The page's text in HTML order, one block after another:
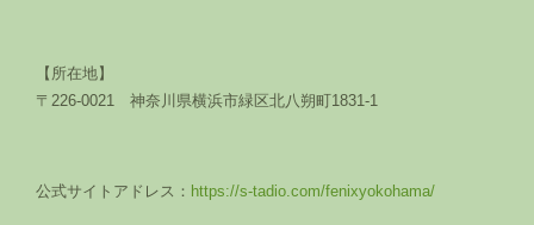
【所在地】
〒226-0021 神奈川県横浜市緑区北八朔町1831-1
公式サイトアドレス： https://s-tadio.com/fenixyokohama/